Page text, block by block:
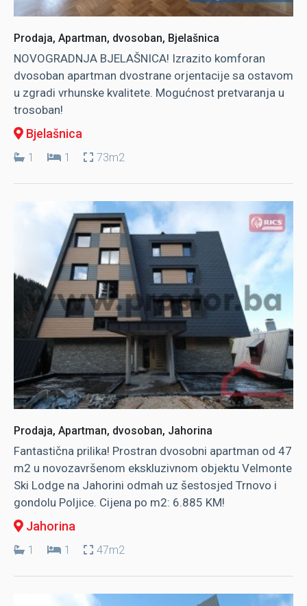
Prodaja, Apartman, dvosoban, Bjelašnica
NOVOGRADNJA BJELAŠNICA! Izrazito komforan
dvosoban apartman dvostrane orjentacije sa ostavom
u zgradi vrhunske kvalitete. Mogućnost pretvaranja u
trosoban!
Bjelašnica
1 1 73m2
Prodaja, Apartman, dvosoban, Jahorina
Fantastična prilika! Prostran dvosobni apartman od 47
m2 u novozavršenom ekskluzivnom objektu Velmonte
Ski Lodge na Jahorini odmah uz šestosjed Trnovo i
gondolu Poljice. Cijena po m2: 6.885 KM!
Jahorina
1 1 47m2